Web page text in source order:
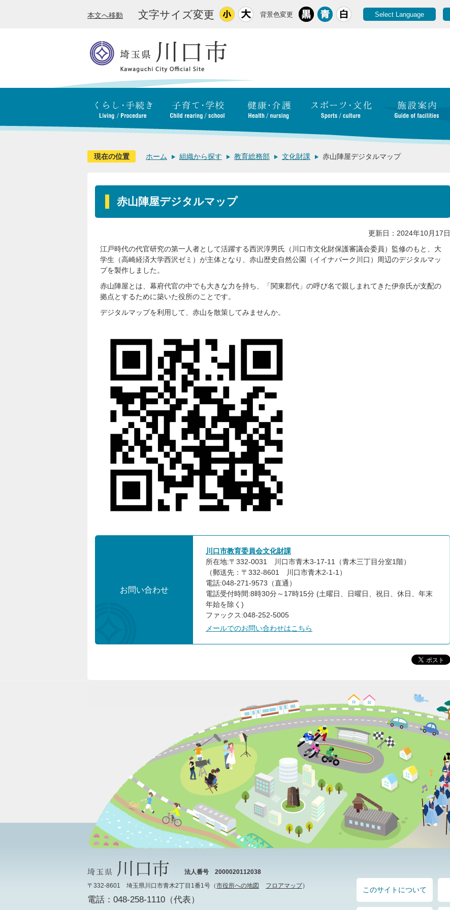
本文へ移動 文字サイズ変更 背景色変更 Select Language
現在の位置 ホーム 組織から探す 教育総務部 文化財課 赤山陣屋デジタルマップ
赤山陣屋デジタルマップ
更新日：2024年10月17日
江戸時代の代官研究の第一人者として活躍する西沢淳男氏（川口市文化財保護審議会委員）監修のもと、大
学生（高崎経済大学西沢ゼミ）が主体となり、赤山歴史自然公園（イイナパーク川口）周辺のデジタルマッ
プを製作しました。
赤山陣屋とは、幕府代官の中でも大きな力を持ち、「関東郡代」の呼び名で親しまれてきた伊奈氏が支配の
拠点とするために築いた役所のことです。
デジタルマップを利用して、赤山を散策してみませんか。
お問い合わせ
川口市教育委員会文化財課
所在地:〒332-0031 川口市青木3-17-11（青木三丁目分室1階）
（郵送先：〒332-8601 川口市青木2-1-1）
電話:048-271-9573（直通）
電話受付時間:8時30分～17時15分 (土曜日、日曜日、祝日、休日、年末
年始を除く)
ファックス:048-252-5005
メールでのお問い合わせはこちら
法人番号 2000020112038
〒332-8601 埼玉県川口市青木2丁目1番1号（市役所への地図 フロアマップ）
電話：048-258-1110（代表）
このサイトについて